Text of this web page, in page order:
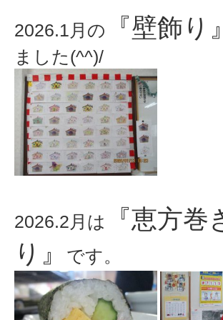
2026.1月の 『壁飾り』
ました(^^)/
2026.2月は
『恵方
り』
です。